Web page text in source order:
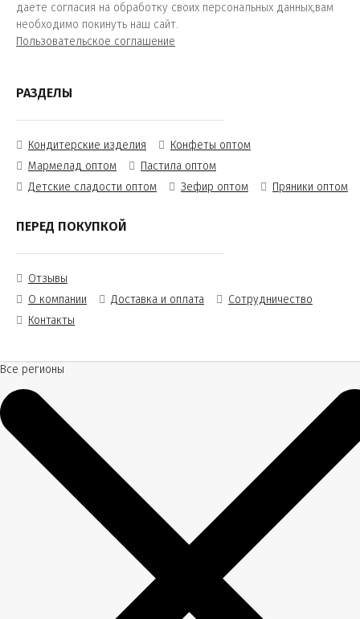
даете согласия на обработку своих персональных данных,вам
необходимо покинуть наш сайт.
Пользовательское соглашение
РАЗДЕЛЫ
Кондитерские изделия
Конфеты оптом
Мармелад оптом
Пастила оптом
Детские сладости оптом
Зефир оптом Пряники оптом
ПЕРЕД ПОКУПКОЙ
Отзывы
О компании
Доставка и оплата
Сотрудничество
Контакты
Все регионы